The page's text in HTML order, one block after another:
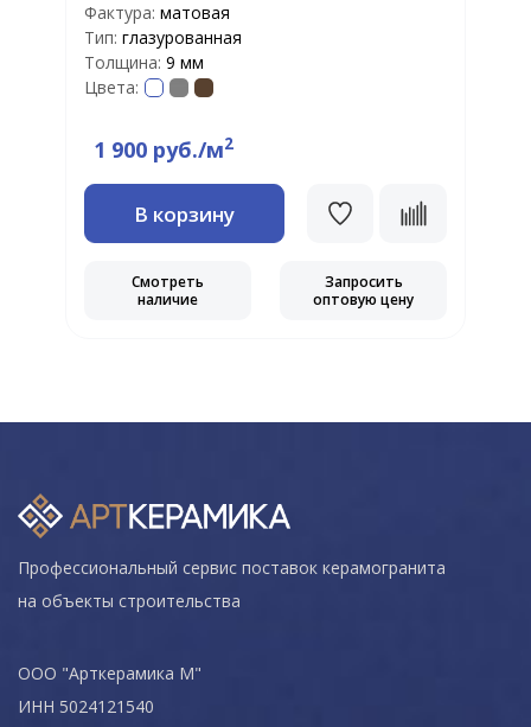
Фактура: матовая
Тип: глазурованная
Толщина: 9 мм
Цвета:
1 900 руб./м2
В корзину
Смотреть
наличие
Запросить
оптовую цену
Профессиональный сервис поставок керамогранита
на объекты строительства
ООО "Арткерамика М"
ИНН 5024121540